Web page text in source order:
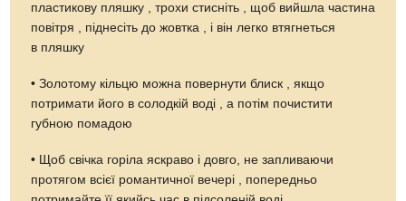
пластикову пляшку , трохи стисніть , щоб вийшла частина
повітря , піднесіть до жовтка , і він легко втягнеться
в пляшку
• Золотому кільцю можна повернути блиск , якщо
потримати його в солодкій воді , а потім почистити
губною помадою
• Щоб свічка горіла яскраво і довго, не запливаючи
протягом всієї романтичної вечері , попередньо